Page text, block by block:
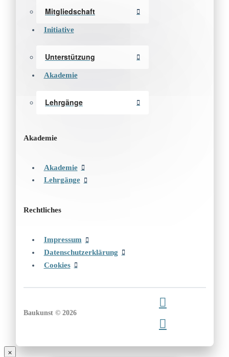
Mitgliedschaft
Initiative
Unterstützung
Akademie
Lehrgänge
Akademie
Akademie
Lehrgänge
Rechtliches
Impressum
Datenschutzerklärung
Cookies
Baukunst © 2026